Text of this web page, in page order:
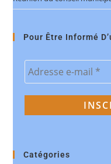
Pour Être Informé
Catégories